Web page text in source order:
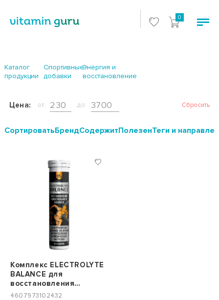
0
Каталог
продукции
Спортивные
добавки
Энергия и
восстановление
Цена: от: до: Сбросить
CортироватьБрендСодержитПолезенТеги и
Комплекс ELECTROLYTE
BALANCE для
восстановления
баланса электролитов,
4607973102432